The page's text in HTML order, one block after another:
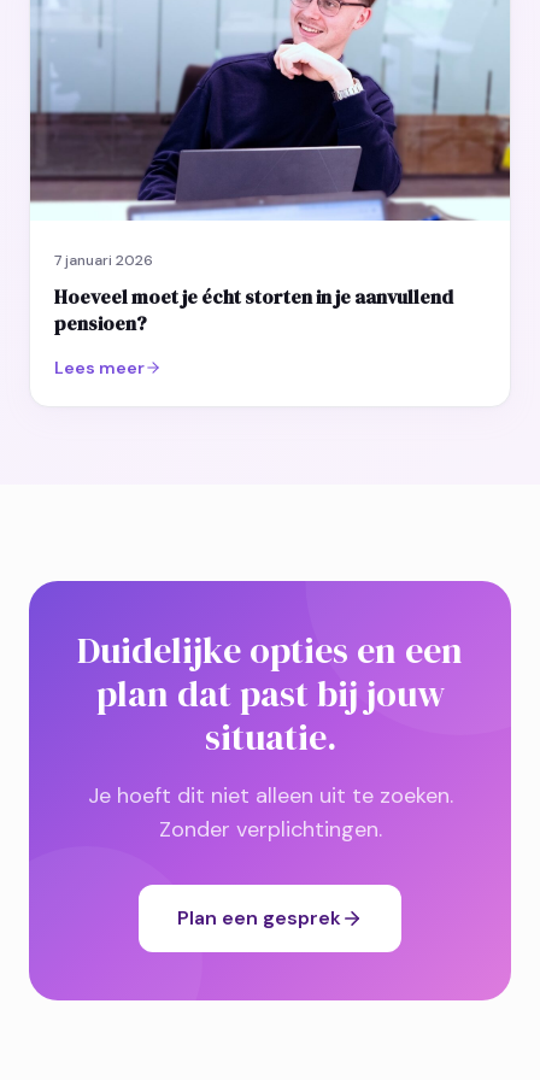
7 januari 2026
Hoeveel moet je écht storten in je aanvullend
pensioen?
Lees meer
Duidelijke opties en een
plan dat past bij jouw
situatie.
Je hoeft dit niet alleen uit te zoeken.
Zonder verplichtingen.
Plan een gesprek